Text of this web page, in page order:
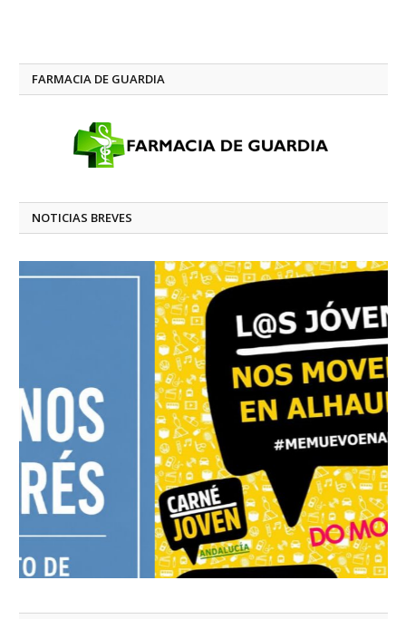
FARMACIA DE GUARDIA
NOTICIAS BREVES